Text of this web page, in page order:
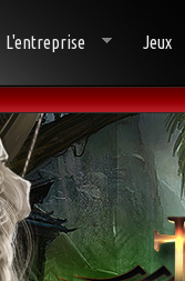
L'entreprise Jeux